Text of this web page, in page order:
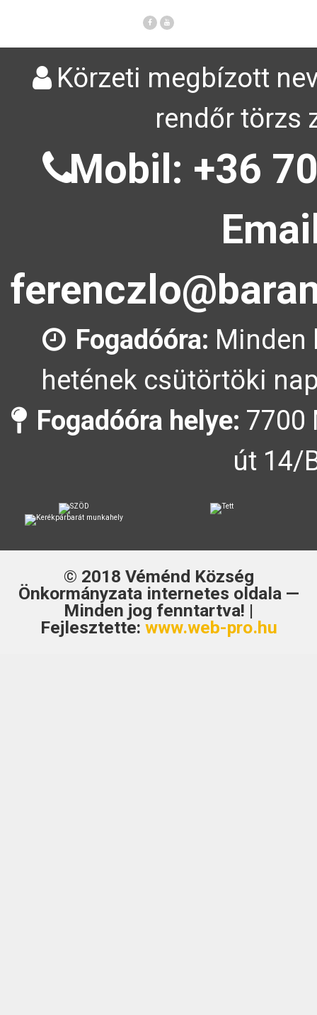
Körzeti megbízott
rendőr törzs
Mobil: +36
Fogadóóra: Minden
hetének csütörtöki
Fogadóóra helye: 7700
út 14/
© 2018 Véménd Község
Önkormányzatainternetes oldala —
Minden jog fenntartva! |
Fejlesztette: www.web-pro.hu